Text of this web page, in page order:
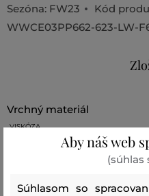
Sezóna: FW23
Kód
WWCE03PP662-623-LW-
vrchný materiál
VISKÓZA
Aby náš web
(súhlas
Súhlasom so